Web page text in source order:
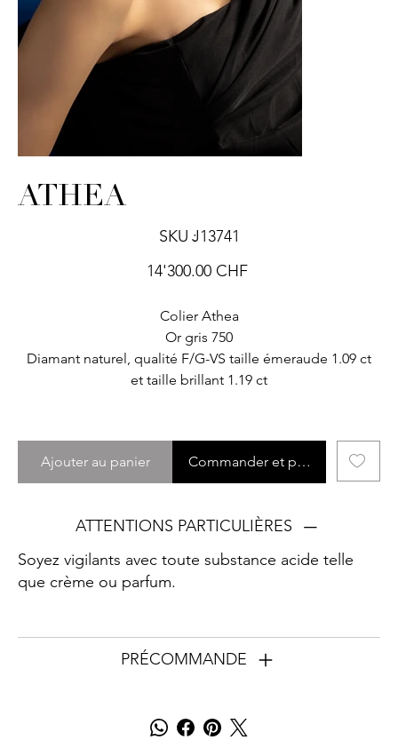
ATHEA
SKU :SKU
J13741
J13741
Prix
14'300.00 CHF
Colier Athea
Or gris 750
Diamant naturel, qualité F/G-VS taille émeraude 1.09 ct
et taille brillant 1.19 ct
Ajouter au panier Commander et payer
ATTENTIONS PARTICULIÈRES
Soyez vigilants avec toute substance acide telle
que crème ou parfum.
PRÉCOMMANDE